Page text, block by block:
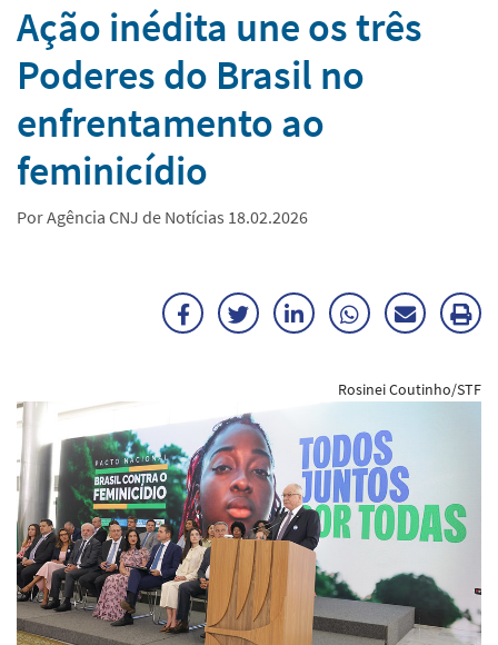
Notícias
Ação inédita une os três
Poderes do Brasil no
enfrentamento ao
feminicídio
Por Agência CNJ de Notícias 18.02.2026
FacebookTwitterLinkedInWhatsApp
Enviar
E-
Rosinei Coutinho/STF